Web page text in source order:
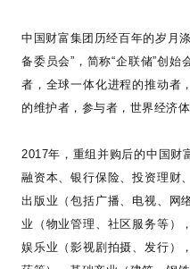
中国财富集团历经百年的岁月
备委员会” ，简称“企联储”创始
者，全球一体化进程的推动者
的维护者，参与者，世界经济体
2017年，重组并购后的中国财
融资本、银行保险、投资理财
出版业（包括广播、电视、网
业（物业管理、社区服务等）
娱乐业（影视剧拍摄、发行）